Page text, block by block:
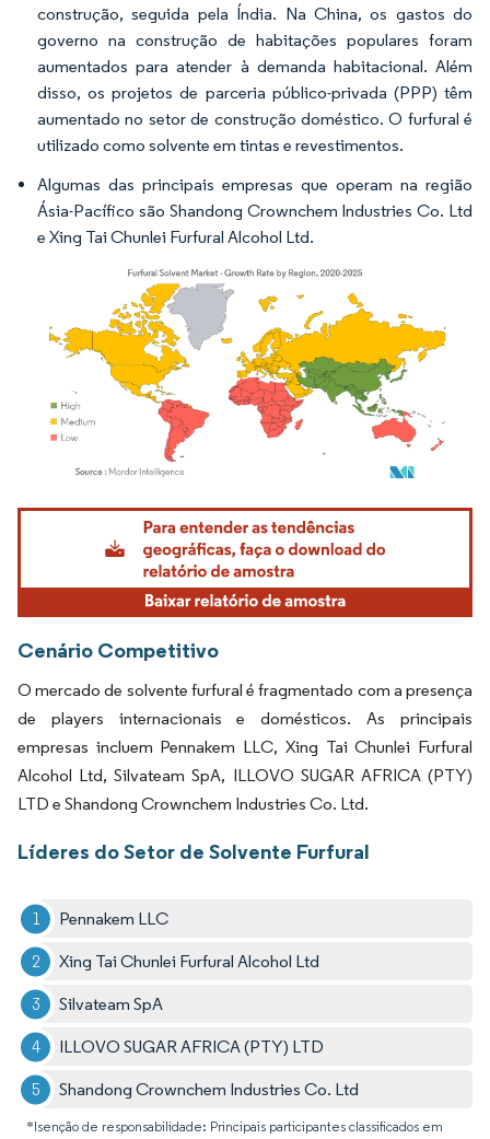
construção, seguida pela Índia. Na China, os gastos do
governo na construção de habitações populares foram
aumentados para atender à demanda habitacional. Além
disso, os projetos de parceria público-privada (PPP) têm
aumentado no setor de construção doméstico. O furfural é
utilizado como solvente em tintas e revestimentos.
Algumas das principais empresas que operam na região
Ásia-Pacífico são Shandong Crownchem Industries Co. Ltd
e Xing Tai Chunlei Furfural Alcohol Ltd.
Imagem © Mordor Intelligence. O reuso requer atribuição conforme CC BY 4.0.
Cenário Competitivo
O mercado de solvente furfural é fragmentado com a presença
de players internacionais e domésticos. As principais
empresas incluem Pennakem LLC, Xing Tai Chunlei Furfural
Alcohol Ltd, Silvateam SpA, ILLOVO SUGAR AFRICA (PTY)
LTD e Shandong Crownchem Industries Co. Ltd.
Líderes do Setor de Solvente Furfural
Pennakem LLC
Xing Tai Chunlei Furfural Alcohol Ltd
Silvateam SpA
ILLOVO SUGAR AFRICA (PTY) LTD
Shandong Crownchem Industries Co. Ltd
*Isenção de responsabilidade: Principais participantes classificados em